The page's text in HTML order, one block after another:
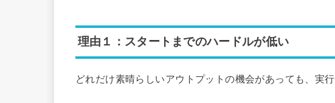
理由１：スタートまでのハードルが低い
どれだけ素晴らしいアウトプットの機会があっても、実